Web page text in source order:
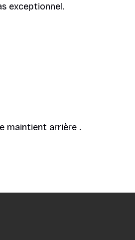
exceptionnel.
maintient arrière .